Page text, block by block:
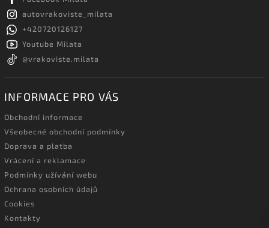
autovrakoviste_milata
+420720126127
Youtube Milata
@vrakoviste.milata
INFORMACE PRO VÁS
Obchodní informace
Všeobecné obchodní podmínky
Doprava a platba
Vrácení a reklamace
Podmínky užívání webu
Ochrana osobních údajů
Cookies
Kontakty